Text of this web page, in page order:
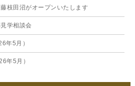
枝田沼がオープンいたします
学相談会
5月）
年5月）